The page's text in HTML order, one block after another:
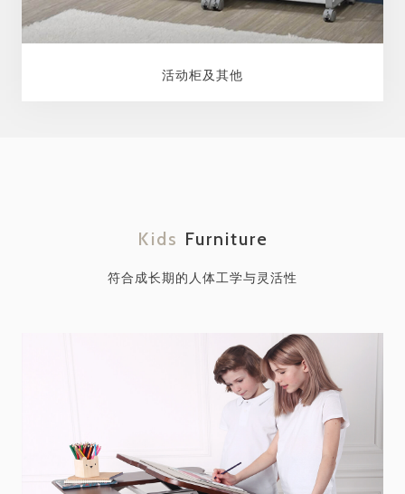
活动柜及其他
Kids Furniture
符合成长期的人体工学与灵活性